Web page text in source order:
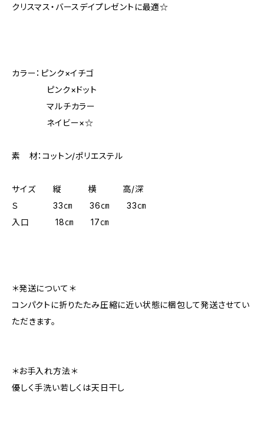
クリスマス・バースデイプレゼントに最適☆
カラー：ピンク×イチゴ
ピンク×ドット
マルチカラー
ネイビー×☆
素 材：コットン/ポリエステル
サイズ 縦 横 高/深
Ｓ 33㎝ 36㎝ 33㎝
入口 18㎝ 17㎝
＊発送について＊
コンパクトに折りたたみ圧縮に近い状態に梱包して発送させてい
ただきます。
＊お手入れ方法＊
優しく手洗い若しくは天日干し